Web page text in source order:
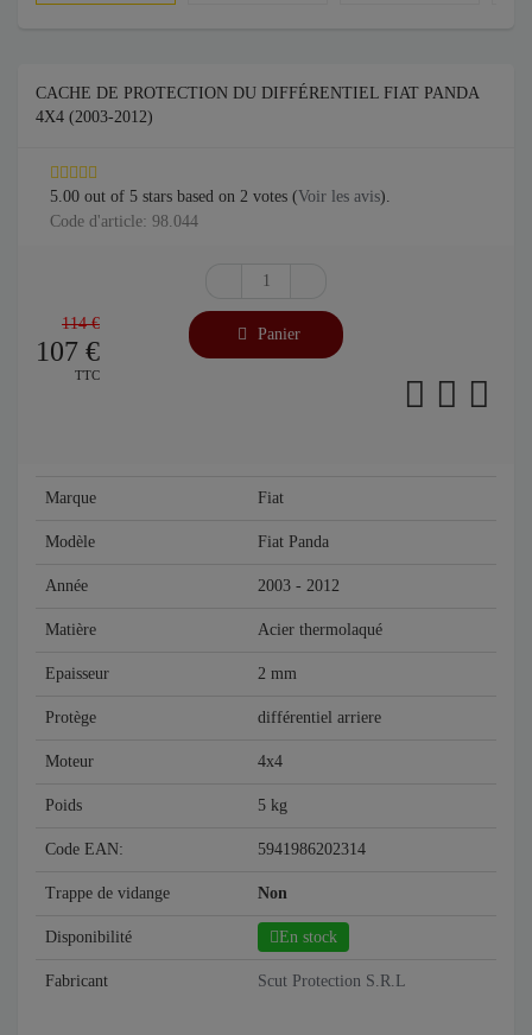
CACHE DE PROTECTION DU DIFFÉRENTIEL FIAT PANDA
4X4 (2003-2012)
5.00 out of 5 stars based on 2 votes (Voir les avis).
Code d'article: 98.044
114 €
107 €
TTC
Panier
Marque Fiat
Modèle Fiat Panda
Année 2003 - 2012
Matière Acier thermolaqué
Epaisseur 2 mm
Protège différentiel arriere
Moteur 4x4
Poids 5 kg
Code EAN: 5941986202314
Trappe de vidange Non
Disponibilité En stock
Fabricant Scut Protection S.R.L